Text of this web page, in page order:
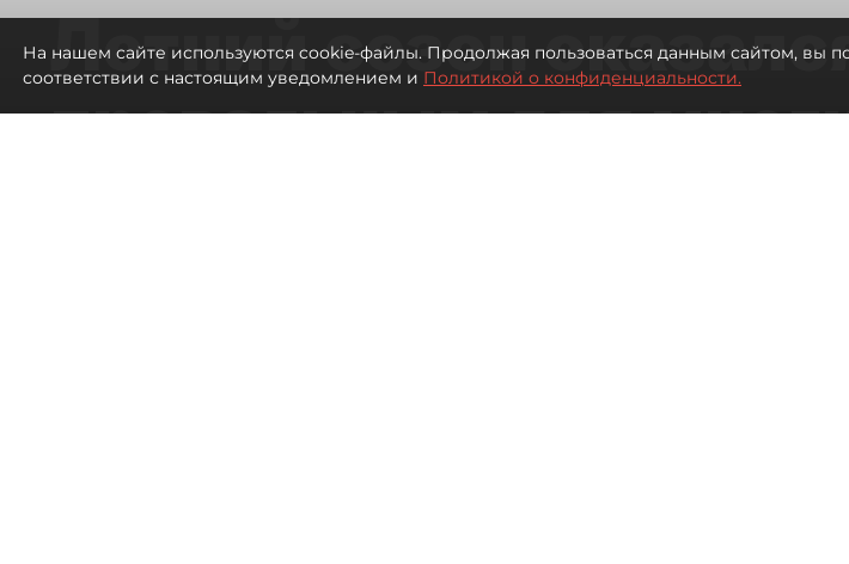
Летний сезон
провальным для
На нашем сайте используются cookie-файлы. Продолжая пользоваться данным сайтом, вы
соответствии с настоящим уведомлением и Политикой о конфиденциальности.